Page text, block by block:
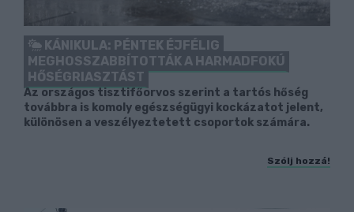
KÁNIKULA: PÉNTEK ÉJFÉLIG
MEGHOSSZABBÍTOTTÁK A HARMADFOKÚ
HŐSÉGRIASZTÁST
Az országos tisztifőorvos szerint a tartós hőség
továbbra is komoly egészségügyi kockázatot jelent,
különösen a veszélyeztetett csoportok számára.
Szólj hozzá!